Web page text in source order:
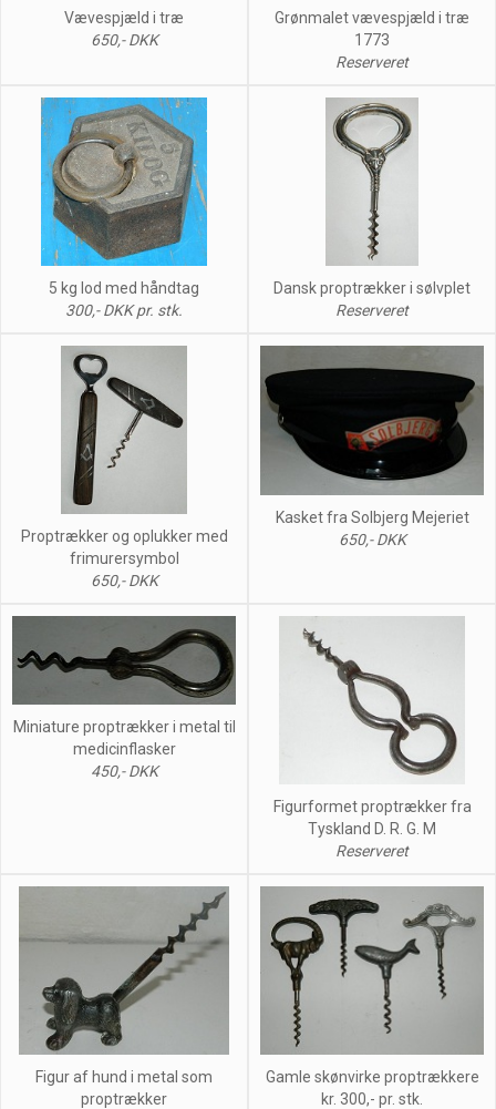
Vævespjæld i træ
650,- DKK
Grønmalet vævespjæld i træ
1773
Reserveret
5 kg lod med håndtag
300,- DKK pr. stk.
Dansk proptrækker i sølvplet
Reserveret
Proptrækker og oplukker med
frimurersymbol
650,- DKK
Kasket fra Solbjerg Mejeriet
650,- DKK
Miniature proptrækker i metal til
medicinflasker
450,- DKK
Figurformet proptrækker fra
Tyskland D. R. G. M
Reserveret
Figur af hund i metal som
proptrækker
Gamle skønvirke proptrækkere
kr. 300,- pr. stk.